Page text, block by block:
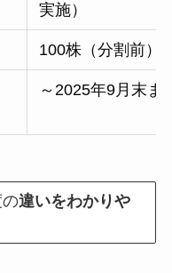
実施）
100株（分割前）
～2025年9月末ま
の違いをわかりや